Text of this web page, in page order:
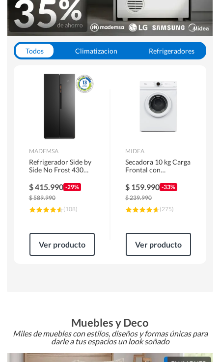
Todos Climatizacion
Refrigeradores
Hornos y Microondas
MADEMSA
Refrigerador Side by
Side No Frost 430
MAS430B
$415.990 -29%
$589.990
(108)
Ver producto
MIDEA
Secadora 10 kg Carga
Frontal con
MD100A100/W2
$ 159.990 -33%
$239.990
(275)
Ver producto
Muebles y Deco
Miles de muebles con estilos, diseños y formas únicas para
darle a tus espacios un look soñado